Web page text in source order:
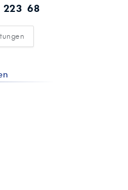
223 68